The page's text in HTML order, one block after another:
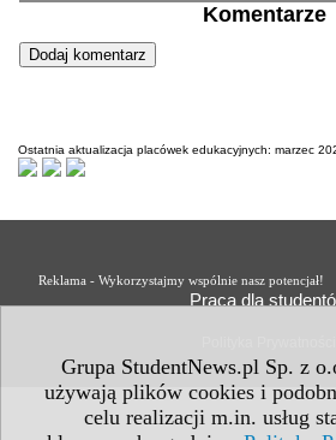
Grupa StudentNews.pl Sp. z
używają plików cookies i
celu realizacji m.in. usług
Komentarze
Ostatnia aktualizacja placówek edukacyjnych: marzec
Reklama - Wykorzystajmy wspólnie nasz potencjał!
Praca dla